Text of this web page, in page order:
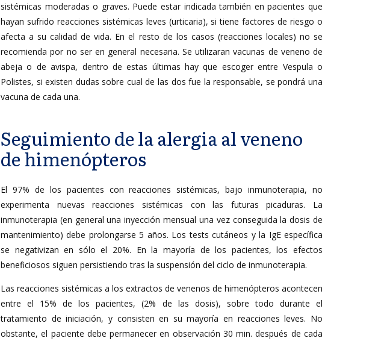
sistémicas moderadas o graves. Puede estar indicada también en pacientes que
hayan sufrido reacciones sistémicas leves (urticaria), si tiene factores de riesgo o
afecta a su calidad de vida. En el resto de los casos (reacciones locales) no se
recomienda por no ser en general necesaria. Se utilizaran vacunas de veneno de
abeja o de avispa, dentro de estas últimas hay que escoger entre Vespula o
Polistes, si existen dudas sobre cual de las dos fue la responsable, se pondrá una
vacuna de cada una.
Seguimiento de la alergia al veneno
de himenópteros
El 97% de los pacientes con reacciones sistémicas, bajo inmunoterapia, no
experimenta nuevas reacciones sistémicas con las futuras picaduras. La
inmunoterapia (en general una inyección mensual una vez conseguida la dosis de
mantenimiento) debe prolongarse 5 años. Los tests cutáneos y la IgE específica
se negativizan en sólo el 20%. En la mayoría de los pacientes, los efectos
beneficiosos siguen persistiendo tras la suspensión del ciclo de inmunoterapia.
Las reacciones sistémicas a los extractos de venenos de himenópteros acontecen
entre el 15% de los pacientes, (2% de las dosis), sobre todo durante el
tratamiento de iniciación, y consisten en su mayoría en reacciones leves. No
obstante, el paciente debe permanecer en observación 30 min. después de cada